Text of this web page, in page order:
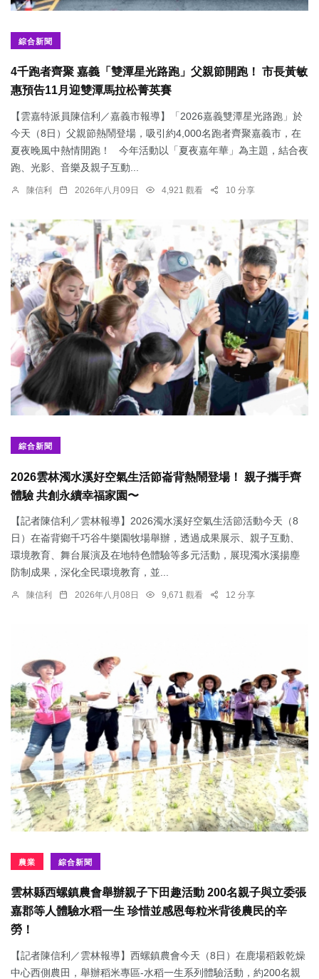
綜合新聞
4千跑者齊聚 嘉義「雙潭星光路跑」父親節開跑！ 市長黃敏
惠預告11月迎雙潭馬拉松菁英賽
【雲嘉特派員陳信利／嘉義市報導】「2026嘉義雙潭星光路跑」於
今天（8日）父親節熱鬧登場，吸引約4,000名跑者齊聚嘉義市，在
夏夜晚風中熱情開跑！ 今年活動以「夏夜嘉年華」為主題，結合夜
跑、光影、音樂及親子互動...
陳信利 2026年八月09日 4,921 觀看 10 分享
綜合新聞
2026雲林濁水溪好空氣生活節崙背熱鬧登場！ 親子攜手齊
體驗 共創永續幸福家園〜
【記者陳信利／雲林報導】2026濁水溪好空氣生活節活動今天（8
日）在崙背鄉千巧谷牛樂園牧場舉辦，透過成果展示、親子互動、
環境教育、舞台展演及在地特色體驗等多元活動，展現濁水溪揚塵
防制成果，深化全民環境教育，並...
陳信利 2026年八月08日 9,671 觀看 12 分享
農業 綜合新聞
雲林縣西螺鎮農會舉辦親子下田趣活動 200名親子與立委張
嘉郡等人體驗水稻一生 珍惜並感恩每粒米背後農民的辛
勞！
【記者陳信利／雲林報導】西螺鎮農會今天（8日）在鹿場稻榖乾燥
中心西側農田，舉辦稻米專區-水稻一生系列體驗活動，約200名親